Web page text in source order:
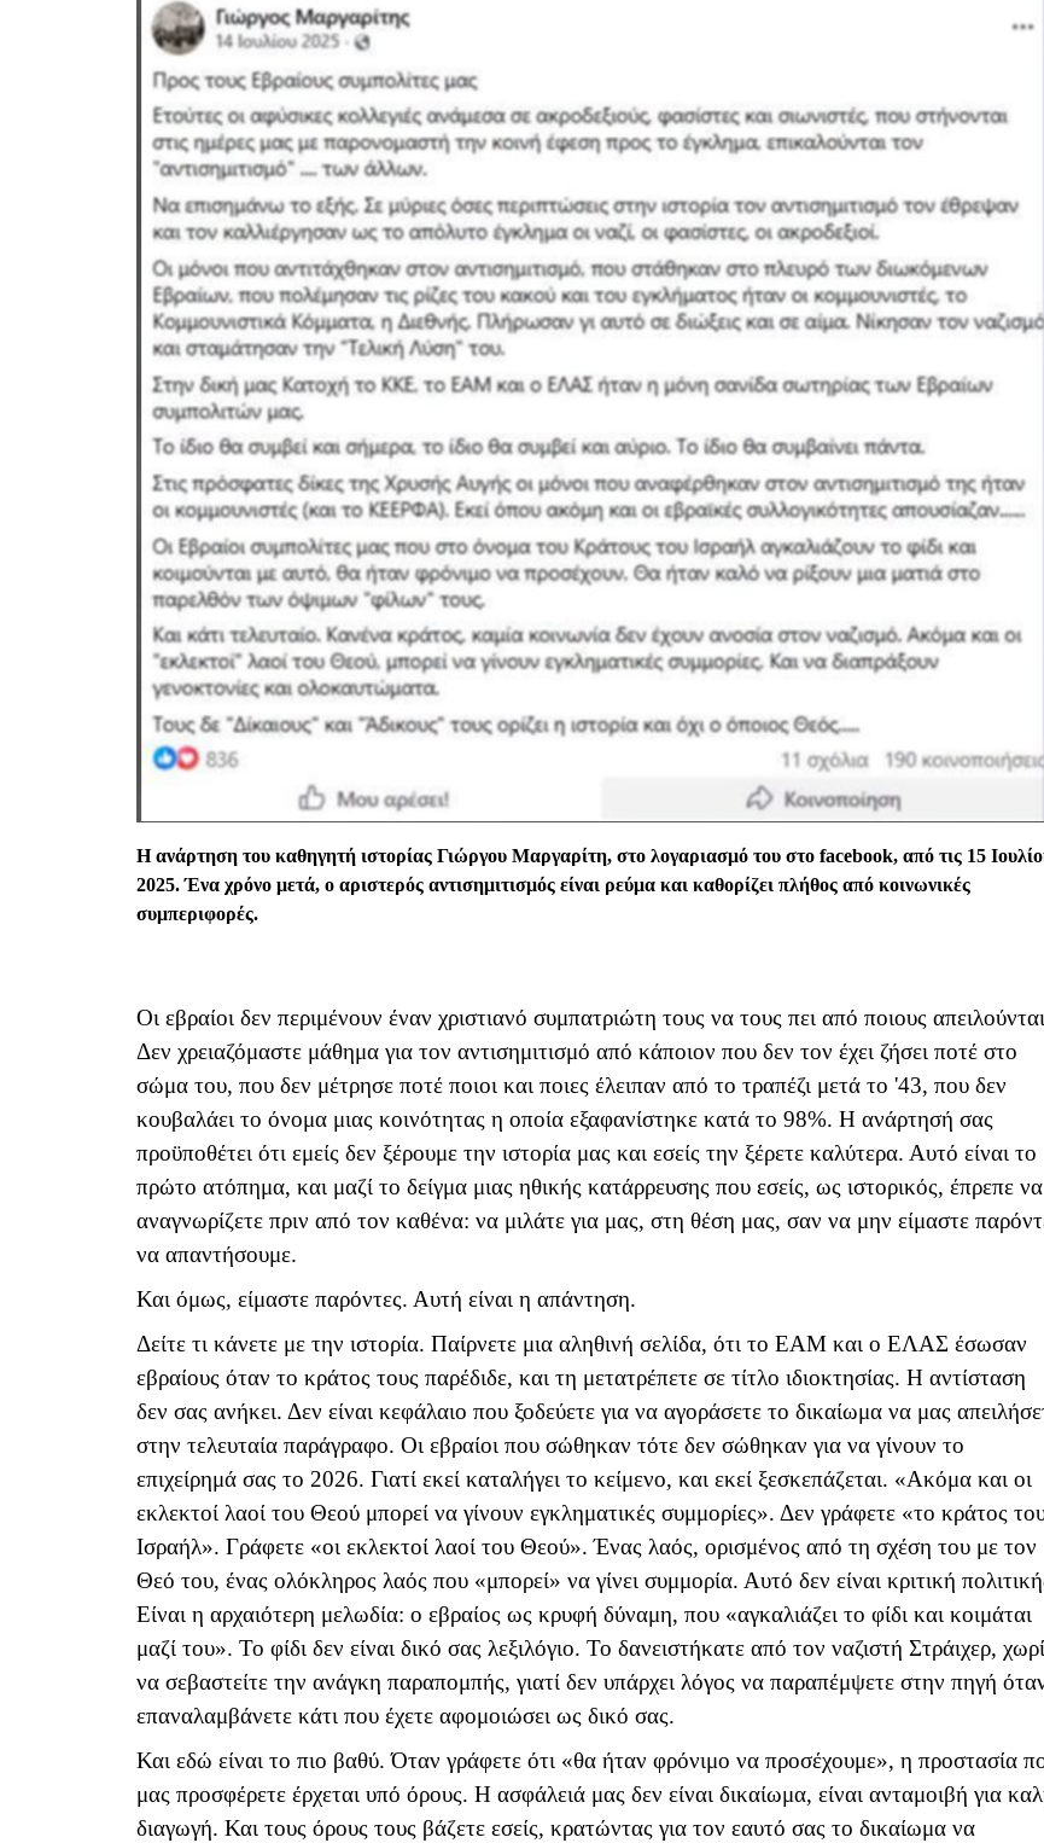
Η ανάρτηση του καθηγητή ιστορίας Γιώργου Μαργαρίτη, στο λογαριασμό του στο facebook, από τις 15
2025. Ένα χρόνο μετά, ο αριστερός αντισημιτισμός είναι ρεύμα και καθορίζει πλήθος από κοινωνικές
συμπεριφορές.
Οι εβραίοι δεν περιμένουν έναν χριστιανό συμπατριώτη τους να τους πει από ποιους
Δεν χρειαζόμαστε μάθημα για τον αντισημιτισμό από κάποιον που δεν τον έχει ζήσει ποτέ στο
σώμα του, που δεν μέτρησε ποτέ ποιοι και ποιες έλειπαν από το τραπέζι μετά το '43, που δεν
κουβαλάει το όνομα μιας κοινότητας η οποία εξαφανίστηκε κατά το 98%. Η ανάρτησή σας
προϋποθέτει ότι εμείς δεν ξέρουμε την ιστορία μας και εσείς την ξέρετε καλύτερα. Αυτό είναι το
πρώτο ατόπημα, και μαζί το δείγμα μιας ηθικής κατάρρευσης που εσείς, ως ιστορικός, έπρεπε να
αναγνωρίζετε πριν από τον καθένα: να μιλάτε για μας, στη θέση μας, σαν να μην είμαστε
να απαντήσουμε.
Και όμως, είμαστε παρόντες. Αυτή είναι η απάντηση.
Δείτε τι κάνετε με την ιστορία. Παίρνετε μια αληθινή σελίδα, ότι το ΕΑΜ και ο ΕΛΑΣ έσωσαν
εβραίους όταν το κράτος τους παρέδιδε, και τη μετατρέπετε σε τίτλο ιδιοκτησίας. Η αντίσταση
δεν σας ανήκει. Δεν είναι κεφάλαιο που ξοδεύετε για να αγοράσετε το δικαίωμα να μας
στην τελευταία παράγραφο. Οι εβραίοι που σώθηκαν τότε δεν σώθηκαν για να γίνουν το
επιχείρημά σας το 2026. Γιατί εκεί καταλήγει το κείμενο, και εκεί ξεσκεπάζεται. «Ακόμα και οι
εκλεκτοί λαοί του Θεού μπορεί να γίνουν εγκληματικές συμμορίες». Δεν γράφετε «το κράτος
Ισραήλ». Γράφετε «οι εκλεκτοί λαοί του Θεού». Ένας λαός, ορισμένος από τη σχέση του με τον
Θεό του, ένας ολόκληρος λαός που «μπορεί» να γίνει συμμορία. Αυτό δεν είναι κριτική
Είναι η αρχαιότερη μελωδία: ο εβραίος ως κρυφή δύναμη, που «αγκαλιάζει το φίδι και κοιμάται
μαζί του». Το φίδι δεν είναι δικό σας λεξιλόγιο. Το δανειστήκατε από τον ναζιστή Στράιχερ,
να σεβαστείτε την ανάγκη παραπομπής, γιατί δεν υπάρχει λόγος να παραπέμψετε στην πηγή
επαναλαμβάνετε κάτι που έχετε αφομοιώσει ως δικό σας.
Και εδώ είναι το πιο βαθύ. Όταν γράφετε ότι «θα ήταν φρόνιμο να προσέχουμε», η προστασία
μας προσφέρετε έρχεται υπό όρους. Η ασφάλειά μας δεν είναι δικαίωμα, είναι ανταμοιβή για
διαγωγή. Και τους όρους τους βάζετε εσείς, κρατώντας για τον εαυτό σας το δικαίωμα να